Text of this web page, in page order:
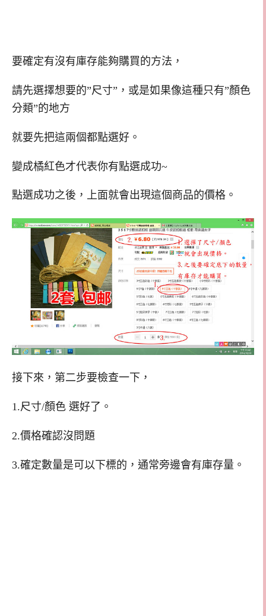
要確定有沒有庫存能夠購買的方法，
請先選擇想要的”尺寸”，或是如果像這種只有”顏色
分類”的地方
就要先把這兩個都點選好。
變成橘紅色才代表你有點選成功~
點選成功之後，上面就會出現這個商品的價格。
接下來，第二步要檢查一下，
1.尺寸/顏色 選好了。
2.價格確認沒問題
3.確定數量是可以下標的，通常旁邊會有庫存量。